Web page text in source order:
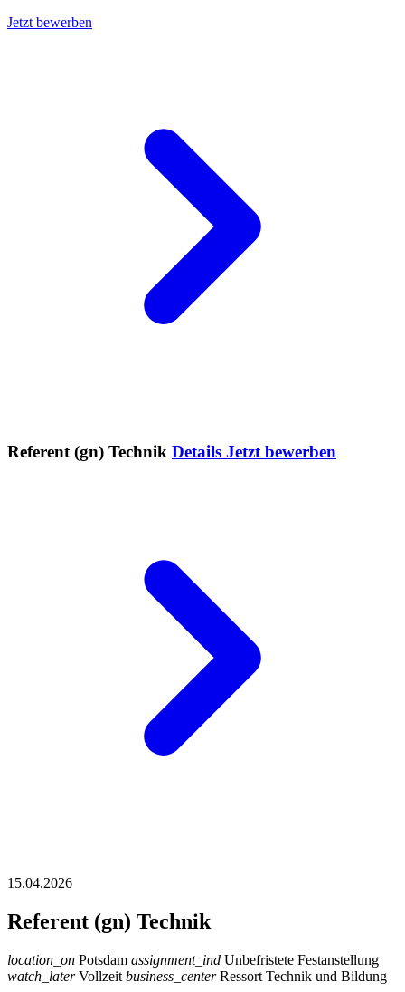
Jetzt bewerben
Referent (gn) Technik Details Jetzt bewerben
15.04.2026
Referent (gn) Technik
location_on Potsdam assignment_ind Unbefristete Festanstellung
watch_laterVollzeit business_centerRessort Technik und Bildung